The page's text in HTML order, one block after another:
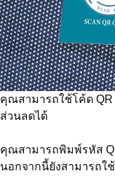
คุณสามารถใช้โค้ด QR
ส่วนลดได้
คุณสามารถพิมพ์รหัส
นอกจากนี้ยังสามารถใ